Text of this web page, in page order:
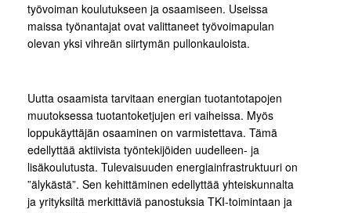
työvoiman koulutukseen ja osaamiseen. Useissa
maissa työnantajat ovat valittaneet työvoimapulan
olevan yksi vihreän siirtymän pullonkauloista.
Uutta osaamista tarvitaan energian tuotantotapojen
muutoksessa tuotantoketjujen eri vaiheissa. Myös
loppukäyttäjän osaaminen on varmistettava. Tämä
edellyttää aktiivista työntekijöiden uudelleen- ja
lisäkoulutusta. Tulevaisuuden energiainfrastruktuuri on
”älykästä”. Sen kehittäminen edellyttää yhteiskunnalta
ja yrityksiltä merkittäviä panostuksia TKI-toimintaan ja